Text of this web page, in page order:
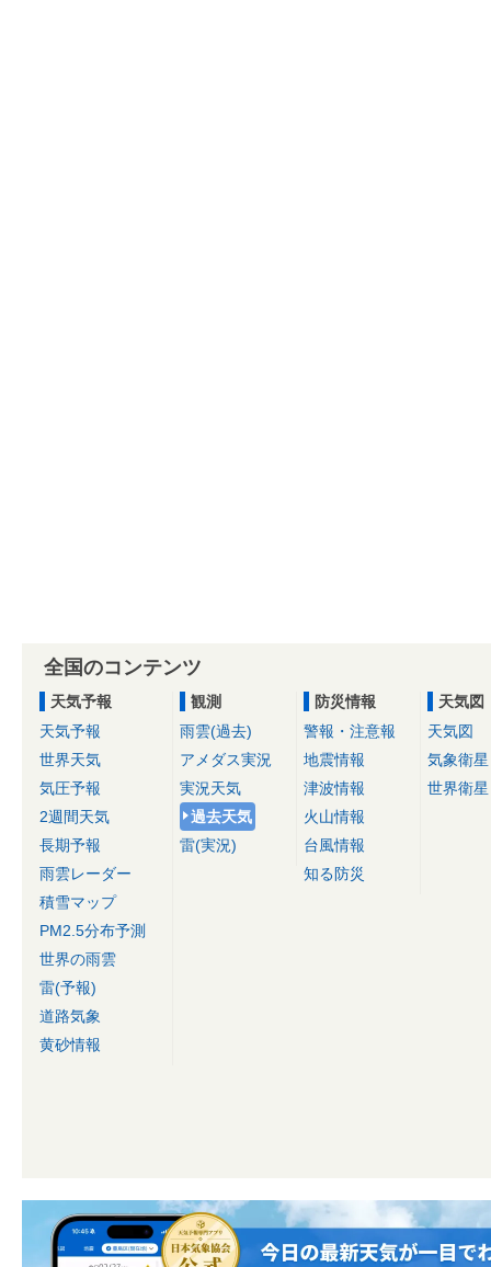
全国のコンテンツ
天気予報
天気予報
世界天気
気圧予報
2週間天気
長期予報
雨雲レーダー
積雪マップ
PM2.5分布予測
世界の雨雲
雷(予報)
道路気象
黄砂情報
観測
雨雲(過去)
アメダス実況
実況天気
過去天気
雷(実況)
防災情報
警報・注意報
地震情報
津波情報
火山情報
台風情報
知る防災
天気図
天気図
気象衛星
世界衛星